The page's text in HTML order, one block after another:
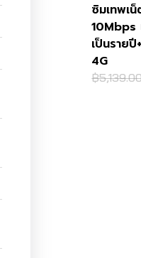
ซิมเทพเ
10Mbps
เป็นราย
4G
฿